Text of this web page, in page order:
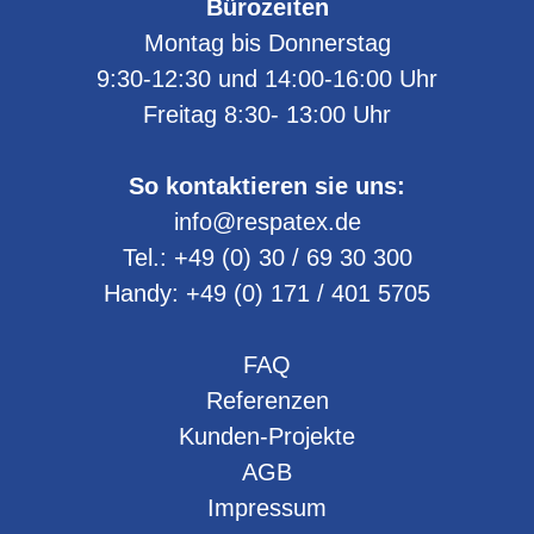
Bürozeiten
Montag bis Donnerstag
9:30-12:30 und 14:00-16:00 Uhr
Freitag 8:30- 13:00 Uhr
So kontaktieren sie uns:
info@respatex.de
Tel.: +49 (0) 30 / 69 30 300
Handy: +49 (0) 171 / 401 5705
FAQ
Referenzen
Kunden-Projekte
AGB
Impressum